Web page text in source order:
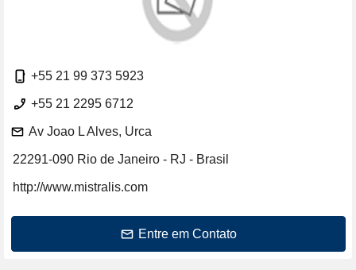
+55 21 99 373 5923
+55 21 2295 6712
Av Joao L Alves, Urca
22291-090 Rio de Janeiro - RJ - Brasil
http://www.mistralis.com
Entre em Contato